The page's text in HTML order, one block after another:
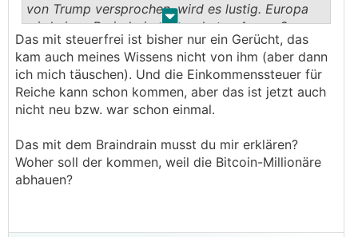
. .
von Trump versprochen, wird es lustig. Europa
wird einen Braindrain nie geahnten Ausmaßes
erfahren und Dubai wird sich ein anderes
Geschäftsmodell suchen müssen.
Das mit steuerfrei ist bisher nur ein Gerücht, das
kam auch meines Wissens nicht von ihm (aber dann
ich mich täuschen). Und die Einkommenssteuer für
Reiche kann schon kommen, aber das ist jetzt auch
nicht neu bzw. war schon einmal.
Das mit dem Braindrain musst du mir erklären?
Woher soll der kommen, weil die Bitcoin-Millionäre
abhauen?